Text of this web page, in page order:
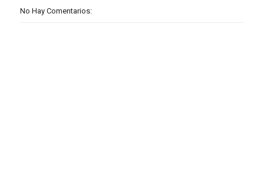
No Hay Comentarios: